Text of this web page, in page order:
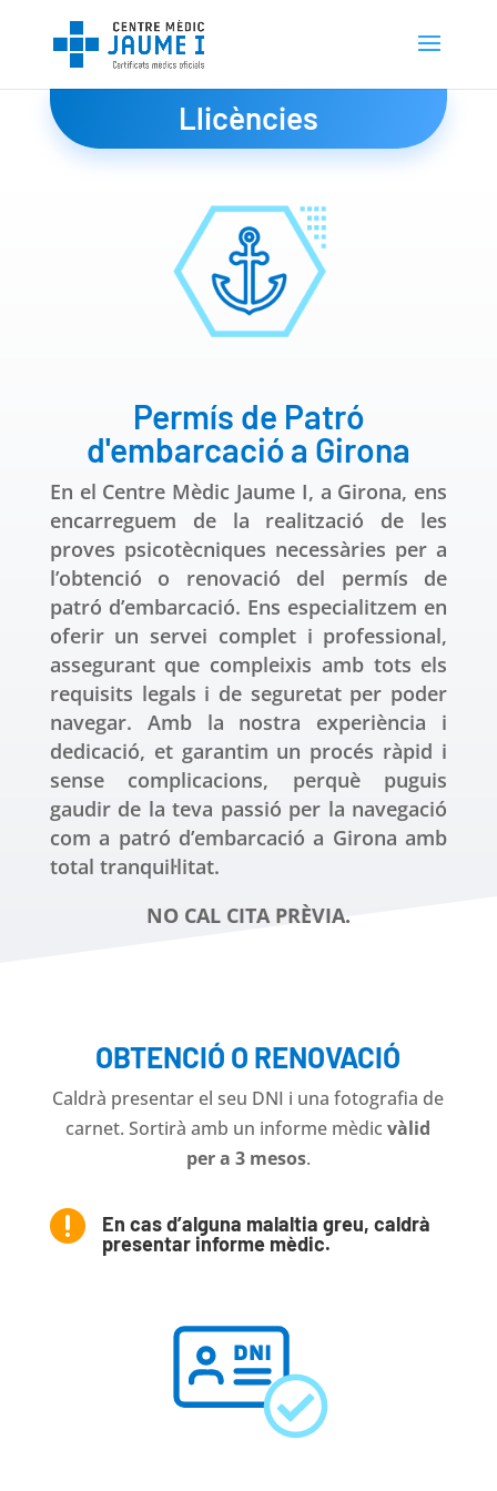
Llicències
Permís de Patró
d'embarcació a Girona
En el Centre Mèdic Jaume I, a Girona, ens
encarreguem de la realització de les
proves psicotècniques necessàries per a
l’obtenció o renovació del permís de
patró d’embarcació. Ens especialitzem en
oferir un servei complet i professional,
assegurant que compleixis amb tots els
requisits legals i de seguretat per poder
navegar. Amb la nostra experiència i
dedicació, et garantim un procés ràpid i
sense complicacions, perquè puguis
gaudir de la teva passió per la navegació
com a patró d’embarcació a Girona amb
total tranquil·litat.
NO CAL CITA PRÈVIA.
OBTENCIÓ O RENOVACIÓ
Caldrà presentar el seu DNI i una fotografia de
carnet. Sortirà amb un informe mèdicvàlid
per a 3 mesos.

En cas d’alguna malaltia greu, caldrà
presentar informe mèdic.